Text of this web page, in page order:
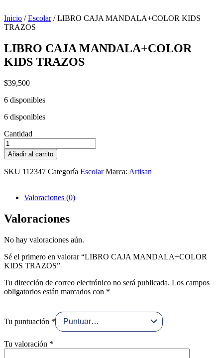
Inicio /Escolar/ LIBRO CAJA MANDALA+COLOR KIDS
TRAZOS
LIBRO CAJA MANDALA+COLOR
KIDS TRAZOS
$39,500
6 disponibles
6 disponibles
Cantidad
LIBRO
CAJA
MANDALA+COLOR
KIDS
Añadir al carrito
SKU 112347 Categoría Escolar Marca: Artisan
Valoraciones (0)
Valoraciones
No hay valoraciones aún.
Sé el primero en valorar “LIBRO CAJA MANDALA+COLOR
KIDS TRAZOS”
Tu dirección de correo electrónico no será publicada. Los campos
obligatorios están marcados con *
Tu puntuación *
Tu valoración *